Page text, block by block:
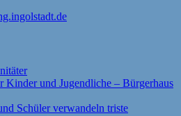
Kinder und Jugendliche – Bürgerhaus
Schüler verwandeln triste